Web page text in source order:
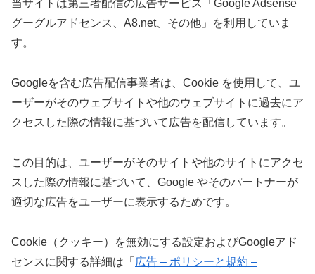
当サイトは第三者配信の広告サービス「Google Adsense
グーグルアドセンス、A8.net、その他」を利用していま
す。
Googleを含む広告配信事業者は、Cookie を使用して、ユ
ーザーがそのウェブサイトや他のウェブサイトに過去にア
クセスした際の情報に基づいて広告を配信しています。
この目的は、ユーザーがそのサイトや他のサイトにアクセ
スした際の情報に基づいて、Google やそのパートナーが
適切な広告をユーザーに表示するためです。
Cookie（クッキー）を無効にする設定およびGoogleアド
センスに関する詳細は「 広告 – ポリシーと規約 –